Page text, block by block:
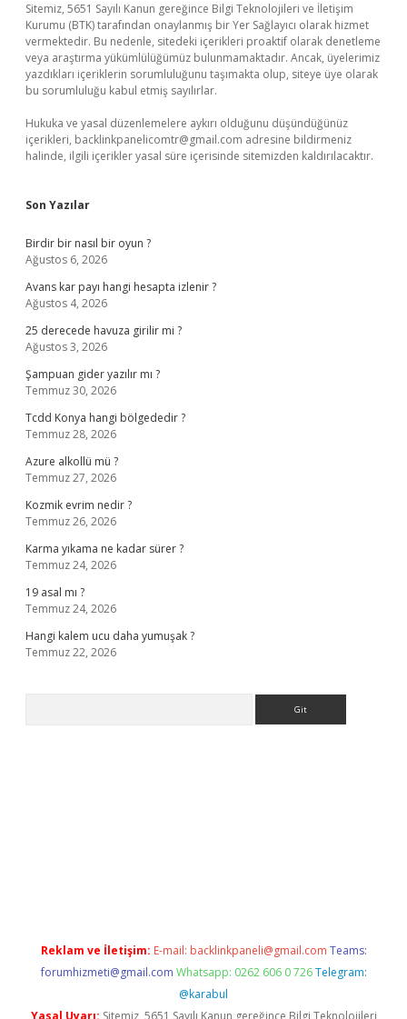
Sitemiz, 5651 Sayılı Kanun gereğince Bilgi Teknolojileri ve İletişim
Kurumu (BTK) tarafından onaylanmış bir Yer Sağlayıcı olarak hizmet
vermektedir. Bu nedenle, sitedeki içerikleri proaktif olarak denetleme
veya araştırma yükümlülüğümüz bulunmamaktadır. Ancak, üyelerimiz
yazdıkları içeriklerin sorumluluğunu taşımakta olup, siteye üye olarak
bu sorumluluğu kabul etmiş sayılırlar.
Hukuka ve yasal düzenlemelere aykırı olduğunu düşündüğünüz
içerikleri, backlinkpanelicomtr@gmail.com adresine bildirmeniz
halinde, ilgili içerikler yasal süre içerisinde sitemizden kaldırılacaktır.
Son Yazılar
Birdir bir nasıl bir oyun ?
Ağustos 6, 2026
Avans kar payı hangi hesapta izlenir ?
Ağustos 4, 2026
25 derecede havuza girilir mi ?
Ağustos 3, 2026
Şampuan gider yazılır mı ?
Temmuz 30, 2026
Tcdd Konya hangi bölgededir ?
Temmuz 28, 2026
Azure alkollü mü ?
Temmuz 27, 2026
Kozmik evrim nedir ?
Temmuz 26, 2026
Karma yıkama ne kadar sürer ?
Temmuz 24, 2026
19 asal mı ?
Temmuz 24, 2026
Hangi kalem ucu daha yumuşak ?
Temmuz 22, 2026
Reklam ve İletişim: E-mail: backlinkpaneli@gmail.com Teams:
forumhizmeti@gmail.com Whatsapp: 0262 606 0 726 Telegram:
@karabul
Yasal Uyarı: Sitemiz, 5651 Sayılı Kanun gereğince Bilgi Teknolojileri